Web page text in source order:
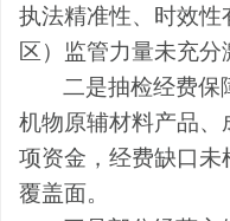
执法精准性、时效性
区 ） 监管力量未充分
二是抽检经费保
机物原辅材料产品、
项资金 ， 经费缺口未
覆盖面。